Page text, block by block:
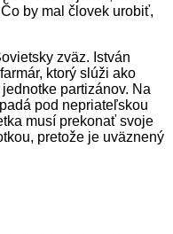
by mal človek urobiť,
zväz. István
ktorý slúži ako
partizánov. Na
pod nepriateľskou
musí prekonať svoje
pretože je uväznený